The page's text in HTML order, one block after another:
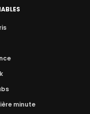
minute